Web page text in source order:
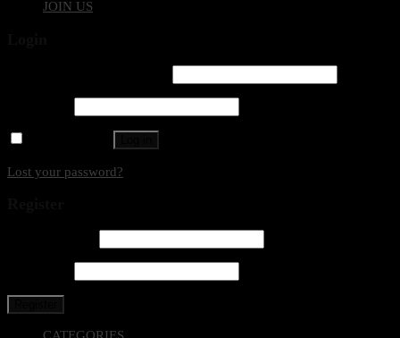
JOIN US
Lost your password?
CATEGORIES